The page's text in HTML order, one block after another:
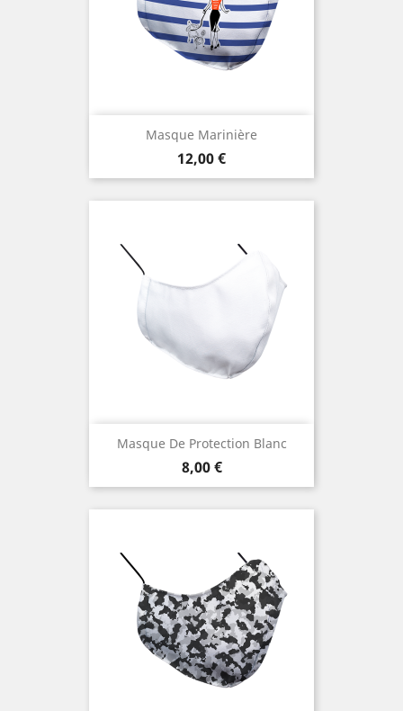
Masque Marinière
Prix
12,00 €
Masque De Protection Blanc
Prix
8,00 €